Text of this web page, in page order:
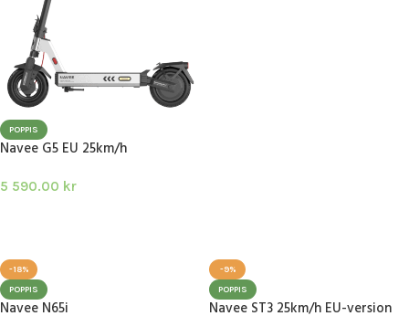
POPPIS
Navee G5 EU 25km/h
5 590.00 kr
-18%
POPPIS
Navee N65i
-9%
POPPIS
Navee ST3 25km/h EU-version